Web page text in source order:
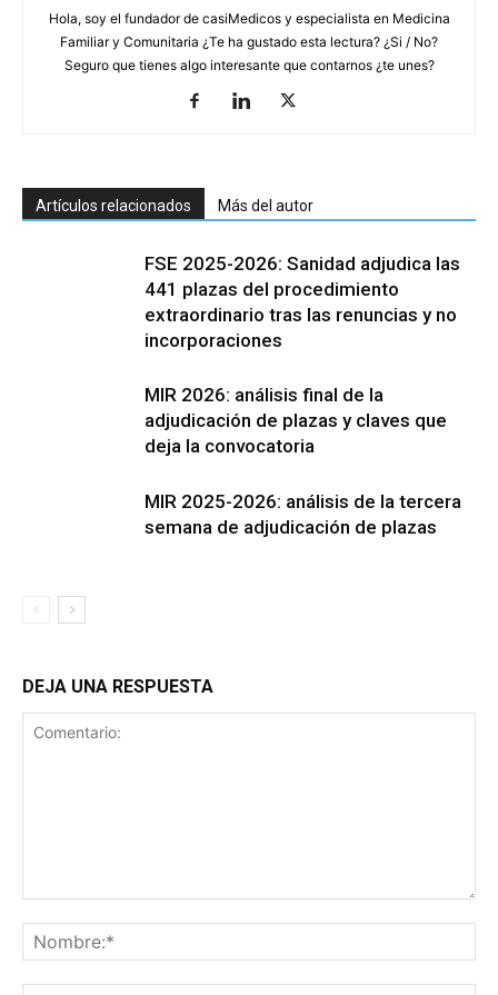
Hola, soy el fundador de casiMedicos y especialista en Medicina
Familiar y Comunitaria ¿Te ha gustado esta lectura? ¿Si / No?
Seguro que tienes algo interesante que contarnos ¿te unes?
Artículos relacionados Más del autor
FSE 2025-2026: Sanidad adjudica las
441 plazas del procedimiento
extraordinario tras las renuncias y no
incorporaciones
MIR 2026: análisis final de la
adjudicación de plazas y claves que
deja la convocatoria
MIR 2025-2026: análisis de la tercera
semana de adjudicación de plazas
DEJA UNA RESPUESTA